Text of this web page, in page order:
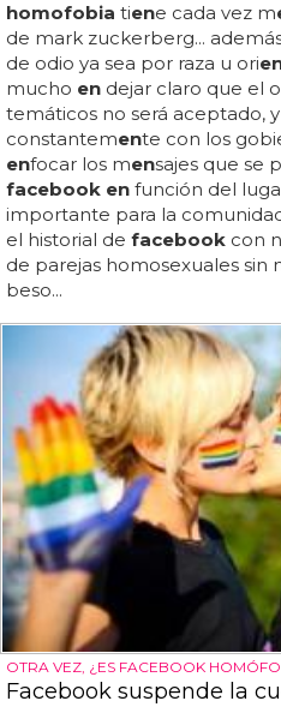
homofobia tiene cada vez m
de mark zuckerberg...
de odio ya sea por raza u ori
mucho en dejar claro que el
temáticos no será aceptado,
constantemente con los
enfocar los mensajes que se
facebook en función del
importante para la
el historial de facebook con
de parejas homosexuales sin
beso...
OTRA VEZ, ¿ES FACEBOOK
Facebook suspende la